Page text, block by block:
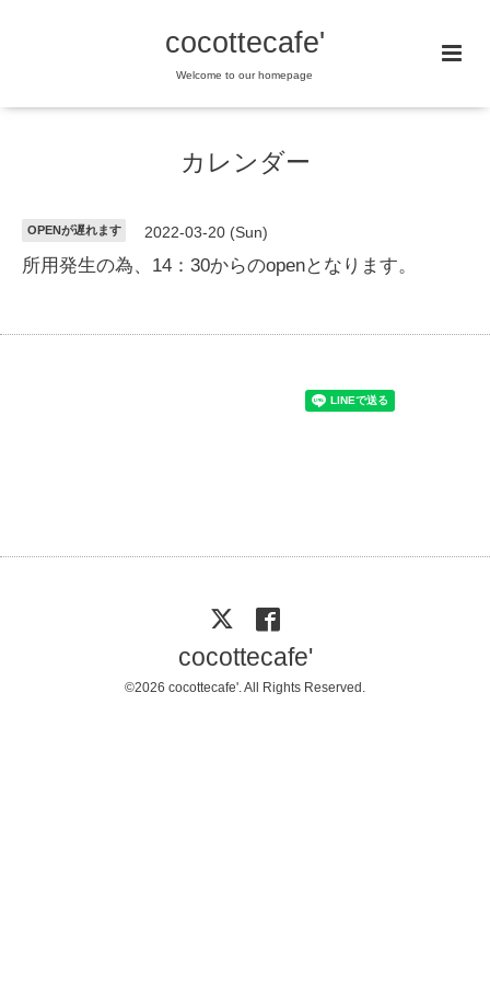
cocottecafe'
Welcome to our homepage
カレンダー
OPENが遅れます 2022-03-20 (Sun)
所用発生の為、14：30からのopenとなります。
cocottecafe'
©2026 cocottecafe'. All Rights Reserved.